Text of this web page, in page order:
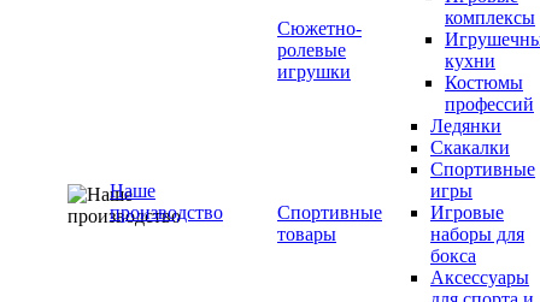
Наше
производство
Сюжетно-
ролевые
игрушки
комплексы
кухни
Костюмы
профессий
Спортивные
товары
Ледянки
Скакалки
Спортивные
игры
Игровые
наборы для
бокса
Аксессуары